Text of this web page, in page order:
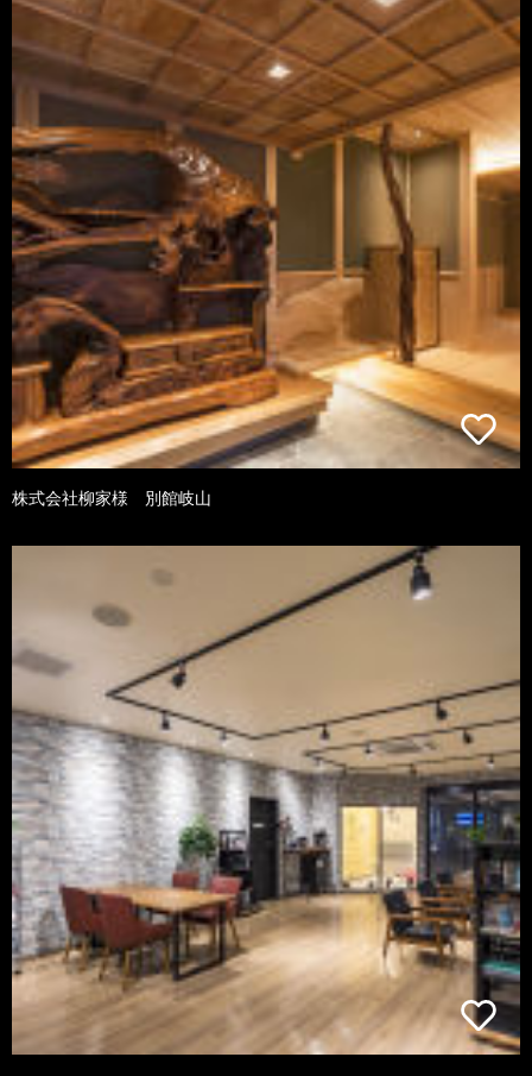
株式会社柳家様 別館岐山